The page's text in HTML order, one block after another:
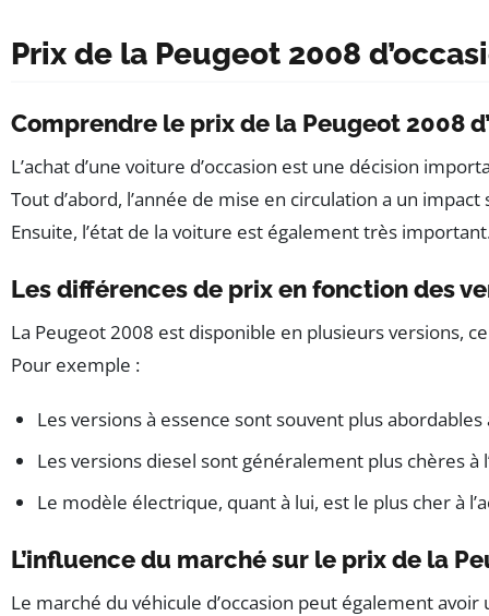
Prix de la Peugeot 2008
Comprendre le prix de la Peugeot 2008
L’achat d’une voiture d’occasion est une décision
Tout d’abord, l’année de mise en circulation a un
Ensuite, l’état de la voiture est également très
Les différences de prix en fonction des
La Peugeot 2008 est disponible en plusieurs versions,
Pour exemple :
Les versions à essence sont souvent plus
Les versions diesel sont généralement plus chères
Le modèle électrique, quant à lui, est le plus cher à
L’influence du marché sur le prix de la
Le marché du véhicule d’occasion peut également